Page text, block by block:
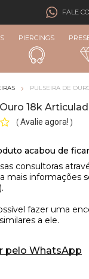
FALE
PIERCINGS
PULSEIRA DE
18k
( Avalie agora! )
pelo WhatsApp